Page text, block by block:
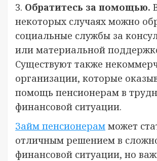
3. Обратитесь за помощью.
некоторых случаях можно
социальные службы за
или материальной
Существуют также
организации, которые
помощь пенсионерам в
финансовой ситуации.
Займ пенсионерам может
отличным решением в
финансовой ситуации, но